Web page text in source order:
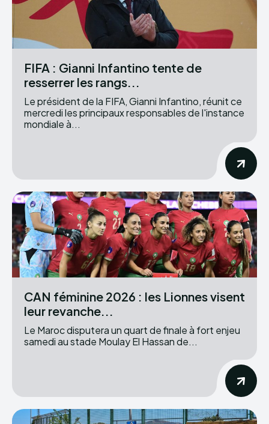
FIFA : Gianni Infantino tente de
resserrer les rangs...
Le président de la FIFA, Gianni Infantino, réunit ce
mercredi les principaux responsables de l'instance
mondiale à...
CAN féminine 2026 : les Lionnes visent
leur revanche...
Le Maroc disputera un quart de finale à fort enjeu
samedi au stade Moulay El Hassan de...